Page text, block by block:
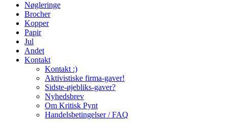
Nøgleringe
Brocher
Kopper
Papir
Jul
Andet
Kontakt
Kontakt :)
Aktivistiske firma-gaver!
Sidste-øjebliks-gaver?
Nyhedsbrev
Om Kritisk Pynt
Handelsbetingelser / FAQ